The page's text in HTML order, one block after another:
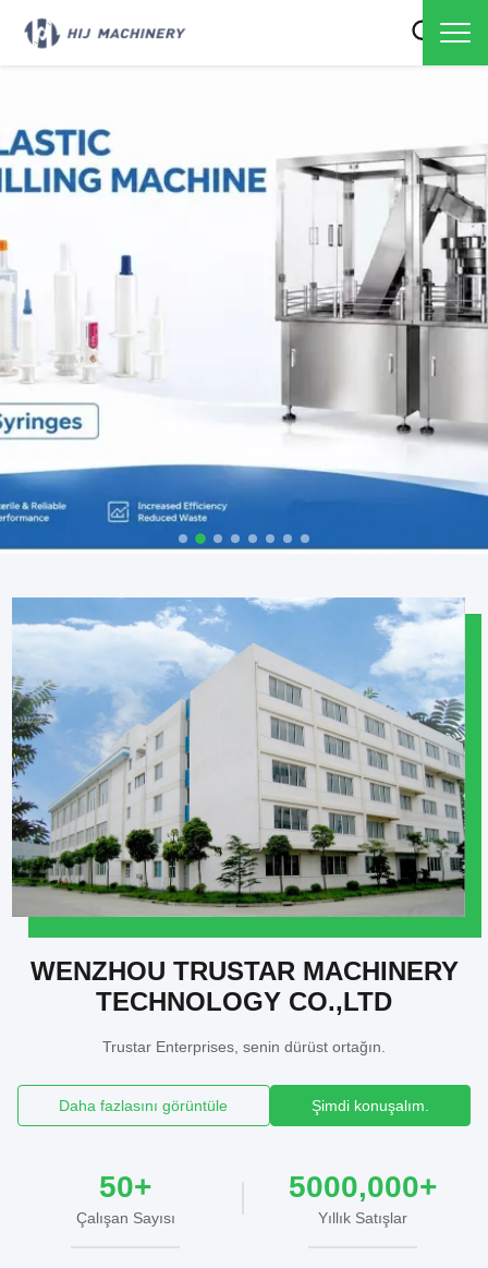
WENZHOU TRUSTAR MACHINERY
TECHNOLOGY CO.,LTD
Trustar Enterprises, senin dürüst ortağın.
Daha fazlasını görüntüle Şimdi konuşalım.
50+
Çalışan Sayısı
5000,000+
Yıllık Satışlar